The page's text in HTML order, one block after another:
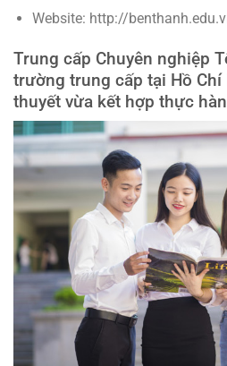
Website: http://
Trung cấp Chuyên nghiệp
trường trung cấp tại Hồ Chí
thuyết vừa kết hợp thực